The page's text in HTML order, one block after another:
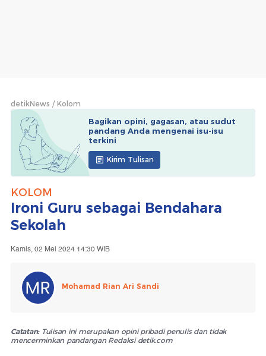
detikNews Kolom
Bagikan opini, gagasan, atau sudut
pandang Anda mengenai isu-isu
terkini
Kirim Tulisan
KOLOM
Ironi Guru sebagai Bendahara
Sekolah
Kamis, 02 Mei 2024 14:30 WIB
Mohamad Rian Ari Sandi
Catatan:Tulisan ini merupakan opini pribadi penulis dan tidak
mencerminkan pandangan Redaksi detik.com